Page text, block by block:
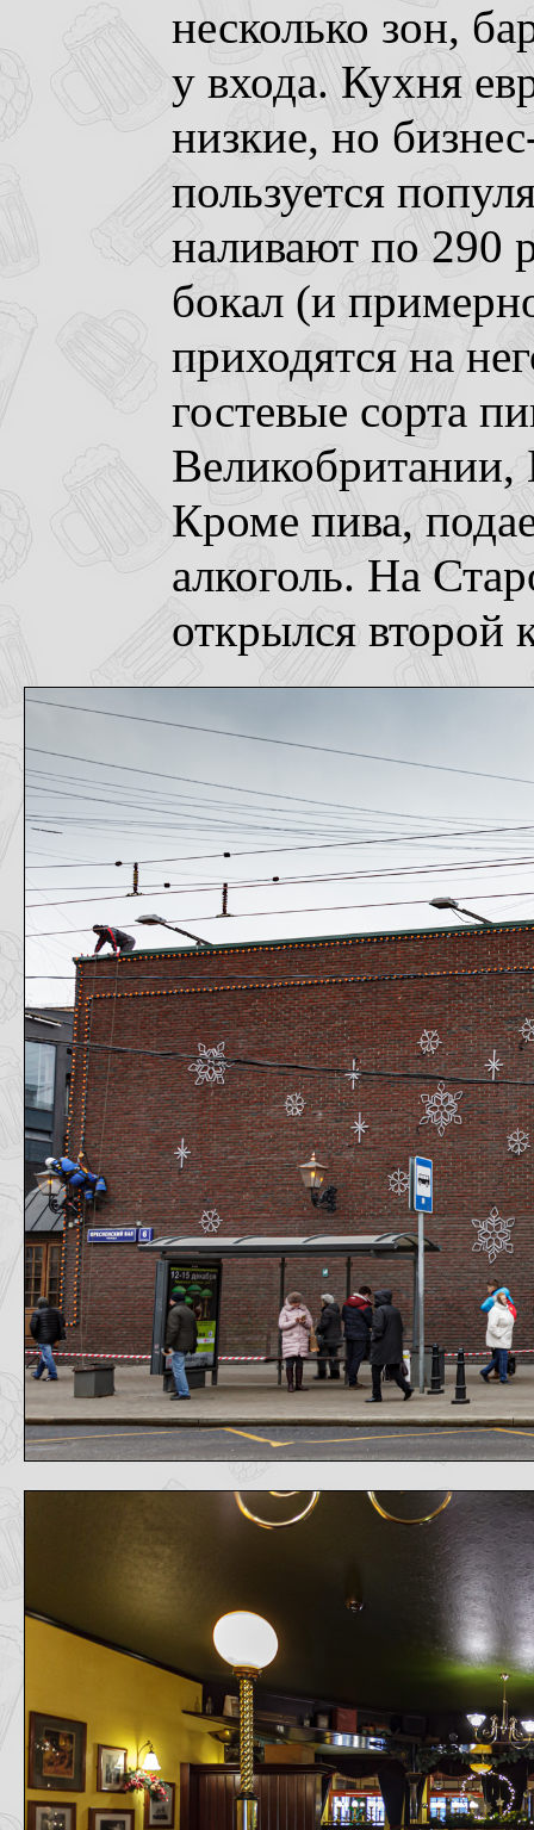
несколько зон,
у входа. Кухня
низкие, но
пользуется
наливают по 290
бокал (и
приходятся на
гостевые сорта
Великобритании,
Кроме пива,
алкоголь. На
открылся второй